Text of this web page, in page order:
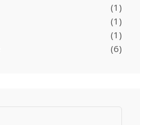
(1)
(1)
(1)
(6)